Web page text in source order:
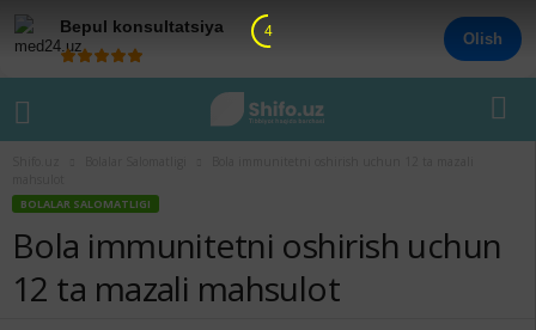
Bepul konsultatsiya
Olish
BOLALAR SALOMATLIGI
Bola immunitetni oshirish uchun
12 ta mazali mahsulot
4